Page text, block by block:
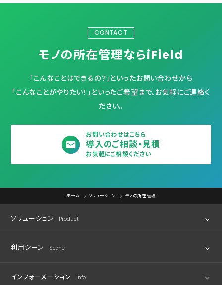
モノの所在管理ならiField
CONTACT
「こんなことはできるの？」といったお問い合わせから
「こんなことがやりたい！」といったご希望まで、お気軽にご連絡く
ださい。
お問い合わせはこちら
導入のご相談・見積
お気軽にご相談ください
ホーム ソリューション モノの所在管理
ソリューション Product
利用シーン Scene
インフォーメーション Info